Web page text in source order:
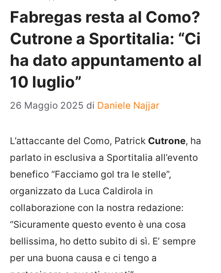
Fabregas resta al Como?
Cutrone a Sportitalia: “Ci
ha dato appuntamento al
10 luglio”
26 Maggio 2025 di Daniele Najjar
L’attaccante del Como, Patrick Cutrone, ha
parlato in esclusiva a Sportitalia all’evento
benefico “Facciamo gol tra le stelle”,
organizzato da Luca Caldirola in
collaborazione con la nostra redazione:
“Sicuramente questo evento è una cosa
bellissima, ho detto subito di sì. E’ sempre
per una buona causa e ci tengo a